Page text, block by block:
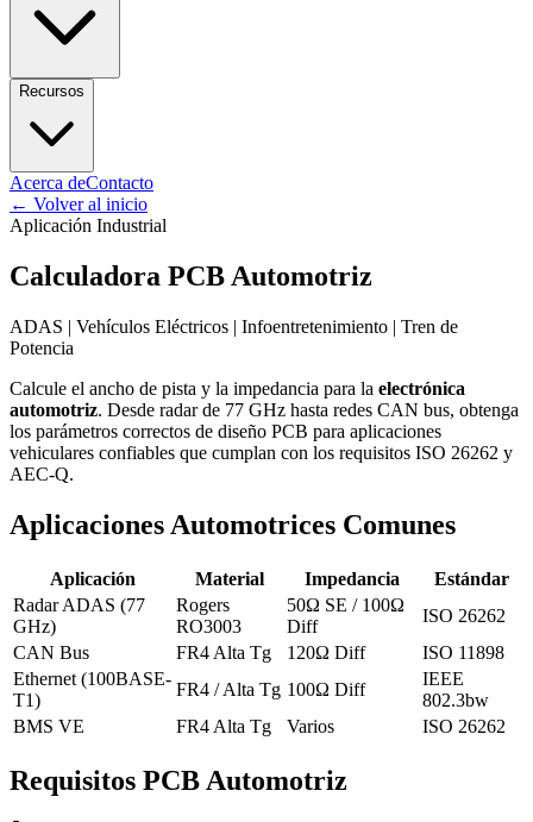
Recursos
Acerca deContacto
← Volver al inicio
Aplicación Industrial
Calculadora PCB Automotriz
ADAS | Vehículos Eléctricos | Infoentretenimiento | Tren de
Potencia
Calcule el ancho de pista y la impedancia para la electrónica
automotriz. Desde radar de 77 GHz hasta redes CAN bus, obtenga
los parámetros correctos de diseño PCB para aplicaciones
vehiculares confiables que cumplan con los requisitos ISO 26262 y
AEC-Q.
Aplicaciones Automotrices Comunes
Aplicación Material Impedancia
Estándar
Radar ADAS (77
GHz)
Rogers
RO3003
50Ω SE / 100Ω
Diff
ISO 26262
CAN Bus
FR4 Alta Tg 120Ω Diff
ISO 11898
Ethernet (100BASE-
T1)
FR4 / Alta Tg 100Ω Diff
IEEE
802.3bw
BMS VE
FR4 Alta Tg Varios ISO 26262
Requisitos PCB Automotriz